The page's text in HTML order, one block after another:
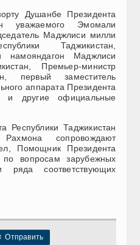
Душанбе Президента
уважаемого Эмомали
Маджлиси милли
Таджикистан,
намояндагон Маджлиси
Премьер-министр
первый заместитель
аппарата Президента
и другие официальные
Республики Таджикистан
сопровождают
Помощник Президента
по вопросам зарубежных
ряда соответствующих
Отправить